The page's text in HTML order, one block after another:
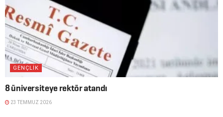
GENÇLIK
8 üniversiteye rektör atandı
23 TEMMUZ 2026